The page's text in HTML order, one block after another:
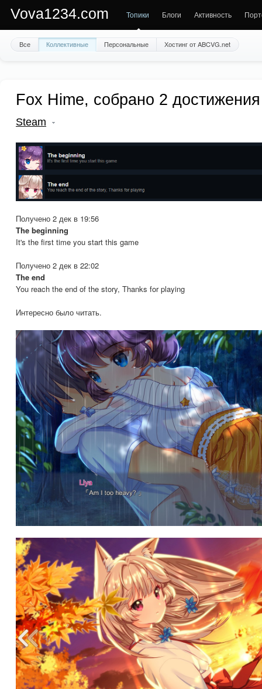
Vova1234.com Топики Блоги Активность
Все Коллективные Персональные Хостинг от ABCVG.net
Fox Hime, собрано 2 достижения
Steam
Получено 2 дек в 19:56
The beginning
It's the first time you start this game
Получено 2 дек в 22:02
The end
You reach the end of the story, Thanks for playing
Интересно было читать.